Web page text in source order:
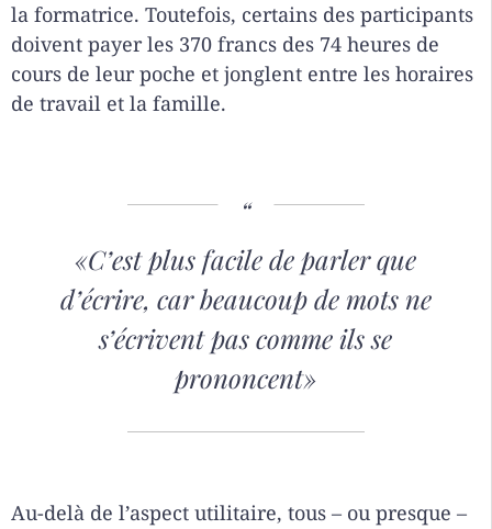
la formatrice. Toutefois, certains des participants
doivent payer les 370 francs des 74 heures de
cours de leur poche et jonglent entre les horaires
de travail et la famille.
«C’est plus facile de parler que
d’écrire, car beaucoup de mots ne
s’écrivent pas comme ils se
prononcent»
Au-delà de l’aspect utilitaire, tous – ou presque –